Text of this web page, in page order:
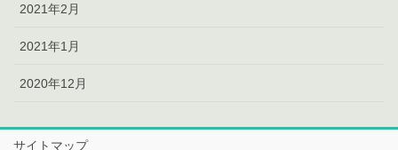
2021年2月
2021年1月
2020年12月
サイトマップ